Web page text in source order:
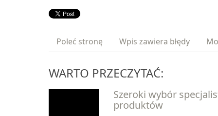
Poleć stronę Wpis zawiera błędy
WARTO PRZECZYTAĆ:
Szeroki wybór
produktów